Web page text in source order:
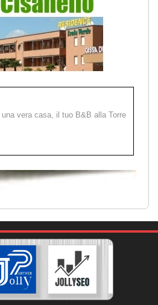
una vera casa, il tuo B&B alla Torre